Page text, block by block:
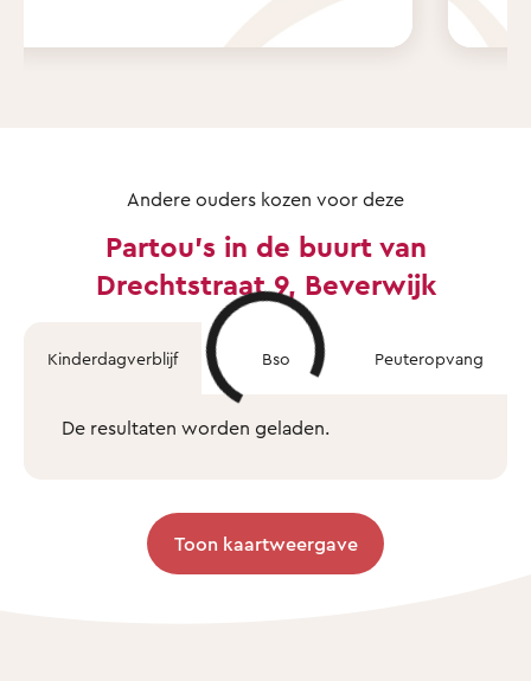
Andere ouders kozen voor deze
Partou's in de buurt van
Drechtstraat 9, Beverwijk
Kinderdagverblijf Bso Peuteropvang
De resultaten worden geladen.
Toon kaartweergave